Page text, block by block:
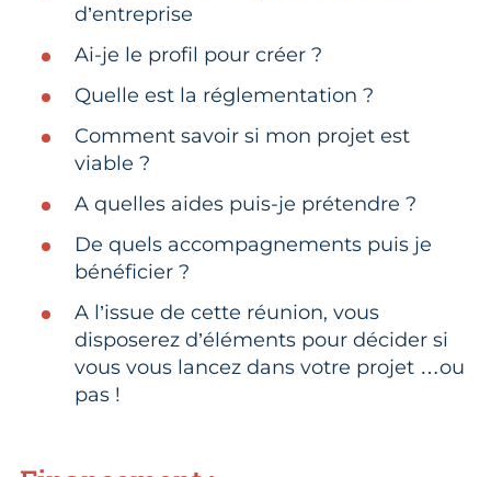
d’entreprise
Ai-je le profil pour créer ?
Quelle est la réglementation ?
Comment savoir si mon projet est
viable ?
A quelles aides puis-je prétendre ?
De quels accompagnements puis je
bénéficier ?
A l’issue de cette réunion, vous
disposerez d’éléments pour décider si
vous vous lancez dans votre projet …ou
pas !